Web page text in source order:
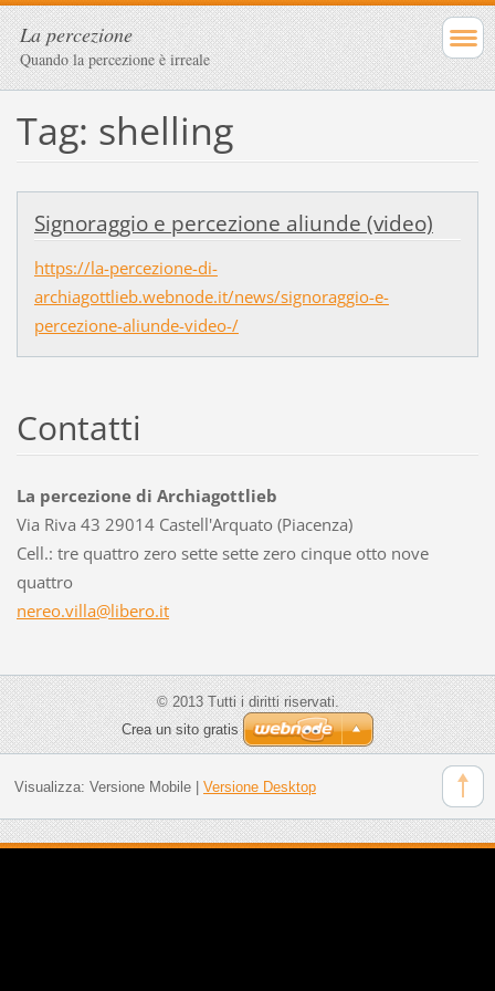
La percezione
Quando la percezione è irreale
Tag: shelling
Signoraggio e percezione aliunde (video)
https://la-percezione-di-
archiagottlieb.webnode.it/news/signoraggio-e-
percezione-aliunde-video-/
Contatti
La percezione di Archiagottlieb
Via Riva 43 29014 Castell'Arquato (Piacenza)
Cell.: tre quattro zero sette sette zero cinque otto nove
quattro
nereo.villa@libero.it
© 2013 Tutti i diritti riservati.
Crea un sito gratis
Visualizza: Versione Mobile| Versione Desktop